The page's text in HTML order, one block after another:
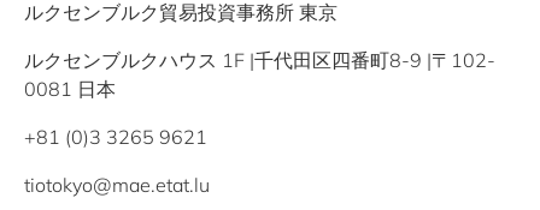
ルクセンブルク貿易投資事務所 東京
ルクセンブルクハウス 1F |千代田区四番町8-9 |〒102-
0081 日本
+81 (0)3 3265 9621
tiotokyo@mae.etat.lu